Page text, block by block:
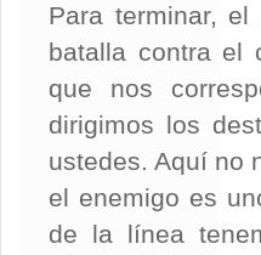
Para terminar,
batalla contra el
que nos
dirigimos los
ustedes. Aquí no
el enemigo es
de la línea